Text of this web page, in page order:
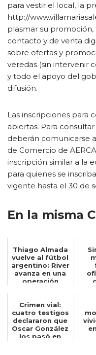
para vestir el local, la
http://
plasmar su
contacto y de venta
sobre ofertas y
veredas (sin intervenir
y todo el apoyo del
difusión.
Las inscripciones para
abiertas. Para
deberán comunicarse
de Comercio de
inscripción similar a la
para quienes se
vigente hasta el 30 de
En la misma
Thiago Almada
vuelve al fútbol
argentino: River
avanza en una
operación
Crimen vial:
cuatro testigos
declararon que
Oscar González
los pasó en